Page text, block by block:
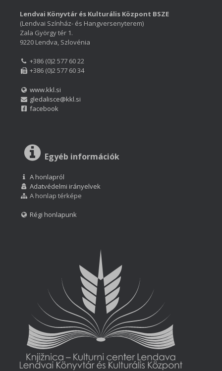
Lendvai Könyvtár és Kulturális Központ BSZE
(Lendvai Színház- és Hangversenyterem)
Zala György tér 1.
9220 Lendva, Szlovénia
+386 (0)2 577 60 22
+386 (0)2 577 60 34
www.kkl.si
gledalisce@kkl.si
facebook
Egyéb információk
A honlapról
Adatvédelmi irányelvek
A honlap térképe
Régi honlapunk